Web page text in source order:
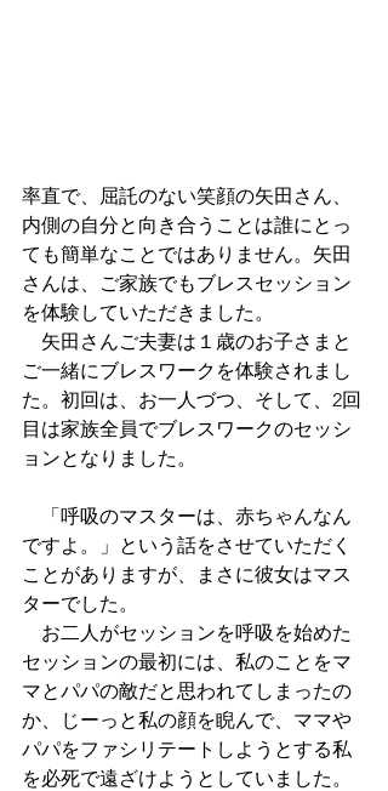
率直で、屈託のない笑顔の矢田さん、
内側の自分と向き合うことは誰にとっ
ても簡単なことではありません。矢田
さんは、ご家族でもブレスセッション
を体験していただきました。
矢田さんご夫妻は１歳のお子さまと
ご一緒にブレスワークを体験されまし
た。初回は、お一人づつ、そして、2回
目は家族全員でブレスワークのセッシ
ョンとなりました。
「呼吸のマスターは、赤ちゃんなん
ですよ。」という話をさせていただく
ことがありますが、まさに彼女はマス
ターでした。
お二人がセッションを呼吸を始めた
セッションの最初には、私のことをマ
マとパパの敵だと思われてしまったの
か、じーっと私の顔を睨んで、ママや
パパをファシリテートしようとする私
を必死で遠ざけようとしていました。